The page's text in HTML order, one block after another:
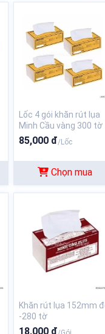
Lốc 4 gói khăn rút lụa
Minh Cầu vàng 300 tờ
85,000 đ/Lốc
Chọn mua
Khăn rút lụa 152mm
-280 tờ
18,000 đ